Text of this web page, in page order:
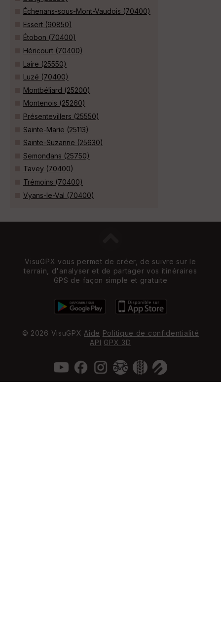
Échenans-sous-Mont-Vaudois (70400)
Essert (90850)
Étobon (70400)
Héricourt (70400)
Laire (25550)
Luzé (70400)
Montbéliard (25200)
Montenois (25260)
Présentevillers (25550)
Sainte-Marie (25113)
Sainte-Suzanne (25630)
Semondans (25750)
Tavey (70400)
Trémoins (70400)
Vyans-le-Val (70400)
VisuGPX vous permet de créer, de suivre sur le
terrain, d'analyser et de partager vos itinéraires
GPS de façon simple et gratuite
© 2026 VisuGPX Aide Politique de confidentialité
API GPX 3D